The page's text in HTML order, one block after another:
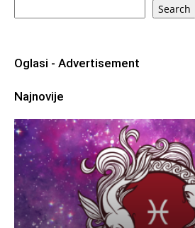
Search
Oglasi - Advertisement
Najnovije